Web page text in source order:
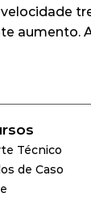
aumento.
Técnico
de Caso